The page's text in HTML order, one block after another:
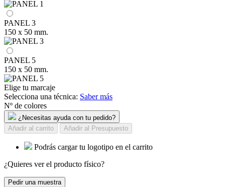
PANEL 3
150 x 50 mm.
PANEL 5
150 x 50 mm.
Elige tu marcaje
Selecciona una técnica: Saber más
Nº de colores
¿Necesitas ayuda con tu pedido?
Añadir al carrito
Añadir al Presupuesto
Podrás cargar tu logotipo en el carrito
¿Quieres ver el producto físico?
Pedir una muestra